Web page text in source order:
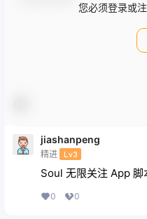
您必须登录或
jiashanpeng
精进 Lv3
Soul 无限关注 App
0 0